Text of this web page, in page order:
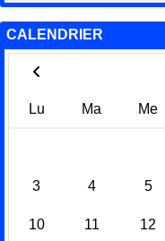
CALENDRIER
Lu Ma Me
3 4 5
10 11 12